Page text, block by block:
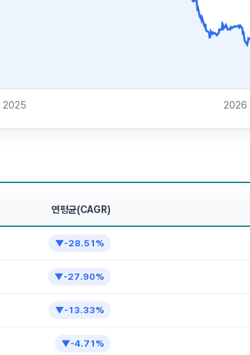
2025 2026
연평균(CAGR)
▼-28.51 %
▼-27.90%
▼-13.33%
▼-4.71 %